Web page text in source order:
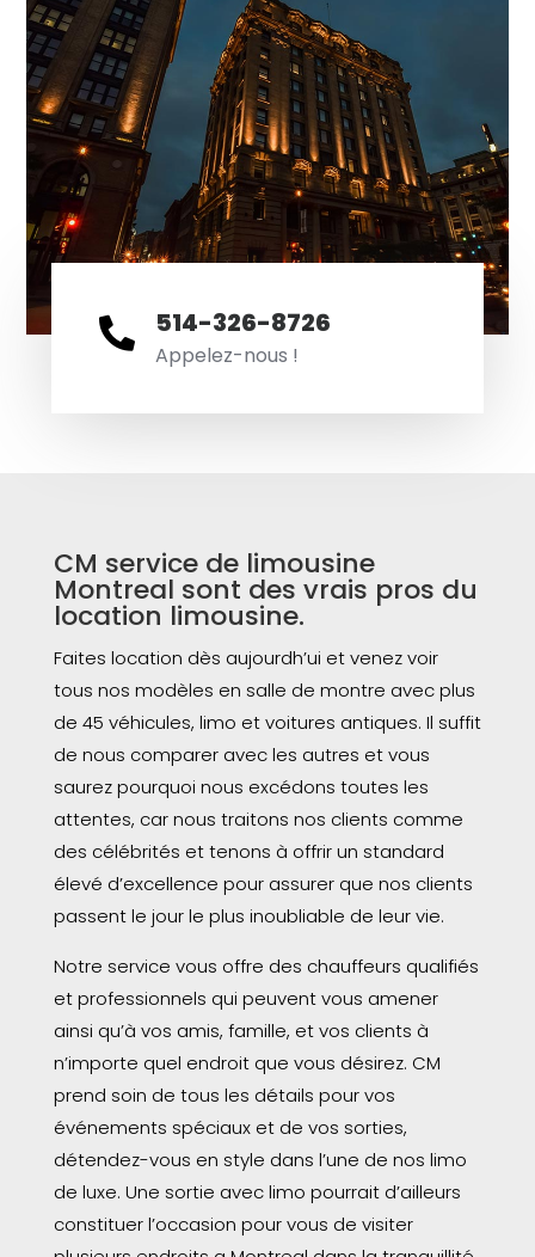
 514-326-8726
Appelez-nous !
CM service de limousine
Montreal sont des vrais pros du
location limousine.
Faites location dès aujourdh’ui et venez voir
tous nos modèles en salle de montre avec plus
de 45 véhicules, limo et voitures antiques. Il suffit
de nous comparer avec les autres et vous
saurez pourquoi nous excédons toutes les
attentes, car nous traitons nos clients comme
des célébrités et tenons à offrir un standard
élevé d’excellence pour assurer que nos clients
passent le jour le plus inoubliable de leur vie.
Notre service vous offre des chauffeurs qualifiés
et professionnels qui peuvent vous amener
ainsi qu’à vos amis, famille, et vos clients à
n’importe quel endroit que vous désirez. CM
prend soin de tous les détails pour vos
événements spéciaux et de vos sorties,
détendez-vous en style dans l’une de nos limo
de luxe. Une sortie avec limo pourrait d’ailleurs
constituer l’occasion pour vous de visiter